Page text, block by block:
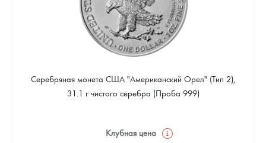
Серебряная монета США "Американский Орел" (Тип 2),
31.1 г чистого серебра (Проба 999)
Клубная цена